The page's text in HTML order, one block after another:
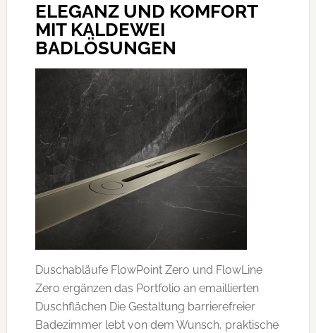
ELEGANZ UND KOMFORT
MIT KALDEWEI
BADLÖSUNGEN
Duschabläufe FlowPoint Zero und FlowLine
Zero ergänzen das Portfolio an emaillierten
Duschflächen Die Gestaltung barrierefreier
Badezimmer lebt von dem Wunsch, praktische